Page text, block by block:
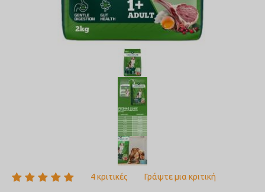
4 κριτικές Γράψτε μια κριτική